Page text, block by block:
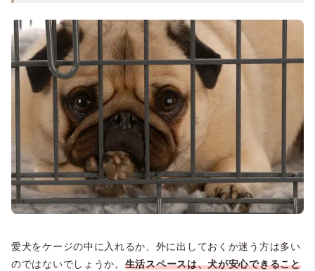
愛犬をケージの中に入れるか、外に出しておくか迷う方は多い
のではないでしょうか。 生活スペースは、犬が安心できること